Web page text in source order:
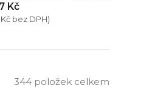
Kč
Kč bez DPH)
344 položek celkem